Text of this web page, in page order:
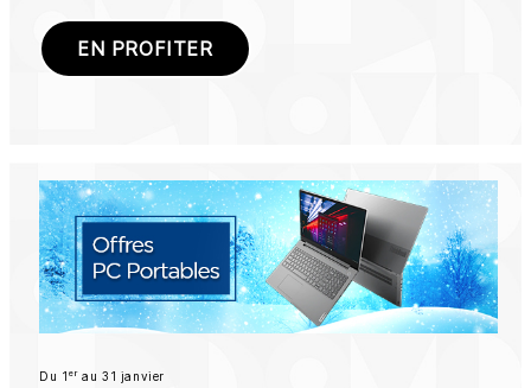
EN PROFITER
Du 1 erau 31 janvier